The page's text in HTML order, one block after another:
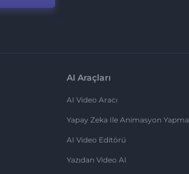
AI Araçları
AI Video Aracı
Yapay Zeka Ile Animasyon Yapma
AI Video Editörü
Yazıdan Video AI